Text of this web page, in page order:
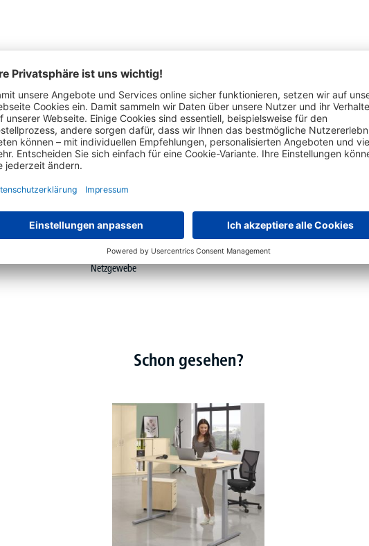
Bandscheibensitz-
Rückenlehne mit
atmungsaktivem
Netzgewebe
Schon gesehen?